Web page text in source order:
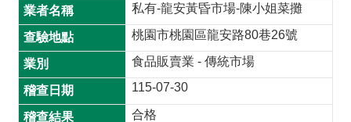
食
材
揭
露
專
區
私有-龍安黃昏市場-陳小姐菜攤
桃園市桃園區龍安路80巷26號
食品販賣業 - 傳統市場
115-07-30
合格